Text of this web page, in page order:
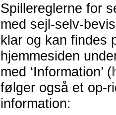
Spillereglerne for
med sejl-selv-
klar og kan findes
hjemmesiden
med ‘Information’ (
følger også et op-
information: